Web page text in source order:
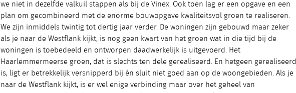
we niet in dezelfde valkuil stappen als bij de Vinex. Ook toen lag er een opgave en een
plan om gecombineerd met de enorme bouwopgave kwaliteitsvol groen te realiseren.
We zijn inmiddels twintig tot dertig jaar verder. De woningen zijn gebouwd maar zeker
als je naar de Westflank kijkt, is nog geen kwart van het groen wat in die tijd bij de
woningen is toebedeeld en ontworpen daadwerkelijk is uitgevoerd. Het
Haarlemmermeerse groen, dat is slechts ten dele gerealiseerd. En hetgeen gerealiseerd
is, ligt er betrekkelijk versnipperd bij én sluit niet goed aan op de woongebieden. Als je
naar de Westflank kijkt, is er wel enige verbinding maar over het geheel van